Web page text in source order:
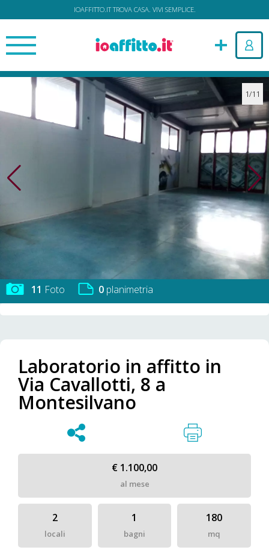
IOAFFITTO.IT TROVA CASA. VIVI SEMPLICE.
1/11
11 Foto 0 planimetria
Laboratorio in affitto in
Via Cavallotti, 8 a
Montesilvano
€ 1.100,00
al mese
2
locali
1
bagni
180
mq